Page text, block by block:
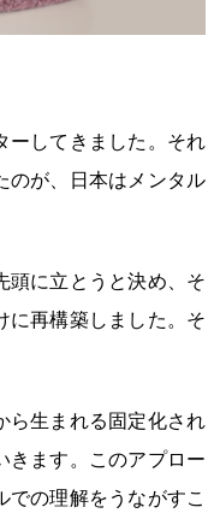
ーしてきました。それ
のが、日本はメンタル
頭に立とうと決め、そ
に再構築しました。そ
ら生まれる固定化され
きます。このアプロー
の理解をうながすこ